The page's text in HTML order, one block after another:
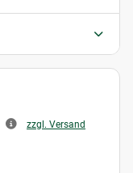
zzgl. Versand